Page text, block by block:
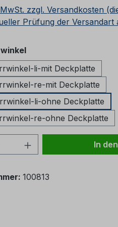
zzgl. Versandkosten
Prüfung der Versandart
auswählen
li-mit Deckplatte
re-mit Deckplatte
li-ohne Deckplatte
re-ohne Deckplatte
Anzahl: Gib den
In
100813